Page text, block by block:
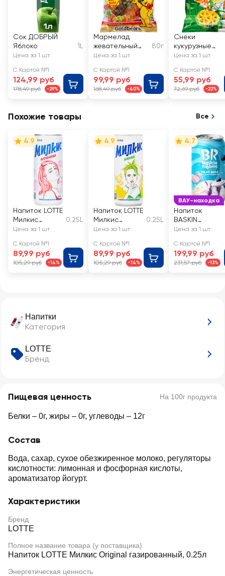
Напитки
Категория
LOTTE
Бренд
Пищевая ценность На 100г продукта
Белки – 0г, жиры – 0г, углеводы – 12г
Состав
Вода, сахар, сухое обезжиренное молоко, регуляторы
кислотности: лимонная и фосфорная кислоты,
ароматизатор йогурт.
Характеристики
Бренд
LOTTE
Полное название товара (у поставщика)
Напиток LOTTE Милкис Original газированный, 0.25л
Энергетическая ценность
Сок ДОБРЫЙ
Яблоко
1L
Цена за 1 шт
С Картой №1
124,99 руб
178,49 руб -29%
Мармелад
жевательный
HARIBO
80г
Цена за 1 шт
С Картой №1
99,99 руб
168,49 руб -40%
Снеки
кукурузные
CHEETOS
Цена за 1 шт
С Картой №1
55,99 руб
72,69 руб -22%
Похожие товары Все
4.9
Напиток LOTTE
Милкис
Strawberry
0.25L
Цена за 1 шт
С Картой №1
89,99 руб
105,29 руб -14%
4.9
Напиток LOTTE
Милкис
Banana
0.25L
Цена за 1 шт
С Картой №1
89,99 руб
105,29 руб -14%
ВАУ-находка
4.7
Напиток
BASKIN
ROBBINS Milky
candy
wonderland
газированный
Цена за 1 шт
С Картой №1
199,99 руб
231,57 руб -13%